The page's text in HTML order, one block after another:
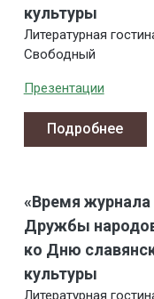
культуры
Литературная
Свободный
Презентации
Подробнее
«Время
Дружбы
ко Дню
культуры
Литературная